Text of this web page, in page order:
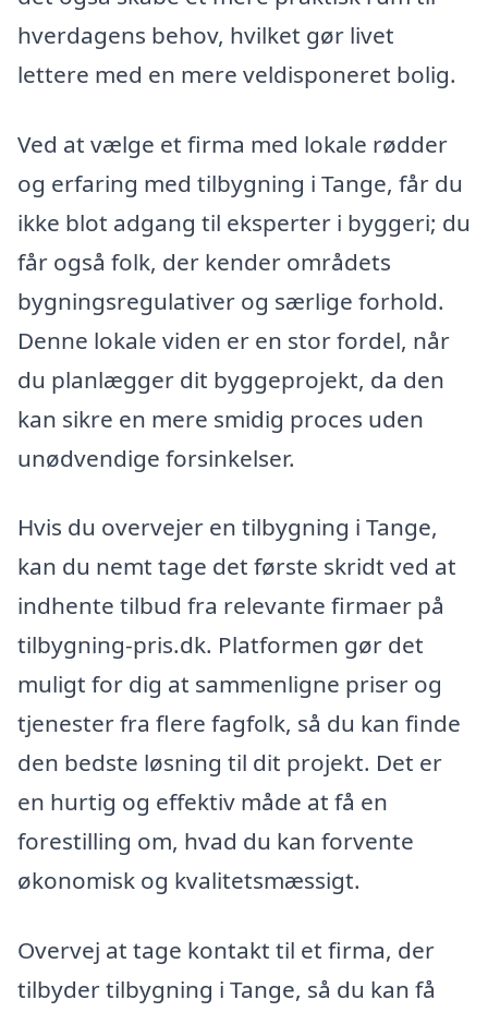
hverdagens behov, hvilket gør livet
lettere med en mere veldisponeret bolig.
Ved at vælge et firma med lokale rødder
og erfaring med tilbygning i Tange, får du
ikke blot adgang til eksperter i byggeri; du
får også folk, der kender områdets
bygningsregulativer og særlige forhold.
Denne lokale viden er en stor fordel, når
du planlægger dit byggeprojekt, da den
kan sikre en mere smidig proces uden
unødvendige forsinkelser.
Hvis du overvejer en tilbygning i Tange,
kan du nemt tage det første skridt ved at
indhente tilbud fra relevante firmaer på
tilbygning-pris.dk. Platformen gør det
muligt for dig at sammenligne priser og
tjenester fra flere fagfolk, så du kan finde
den bedste løsning til dit projekt. Det er
en hurtig og effektiv måde at få en
forestilling om, hvad du kan forvente
økonomisk og kvalitetsmæssigt.
Overvej at tage kontakt til et firma, der
tilbyder tilbygning i Tange, så du kan få